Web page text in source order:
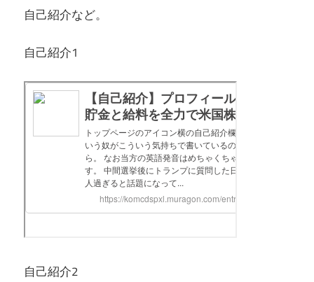
自己紹介など。
自己紹介1
自己紹介2